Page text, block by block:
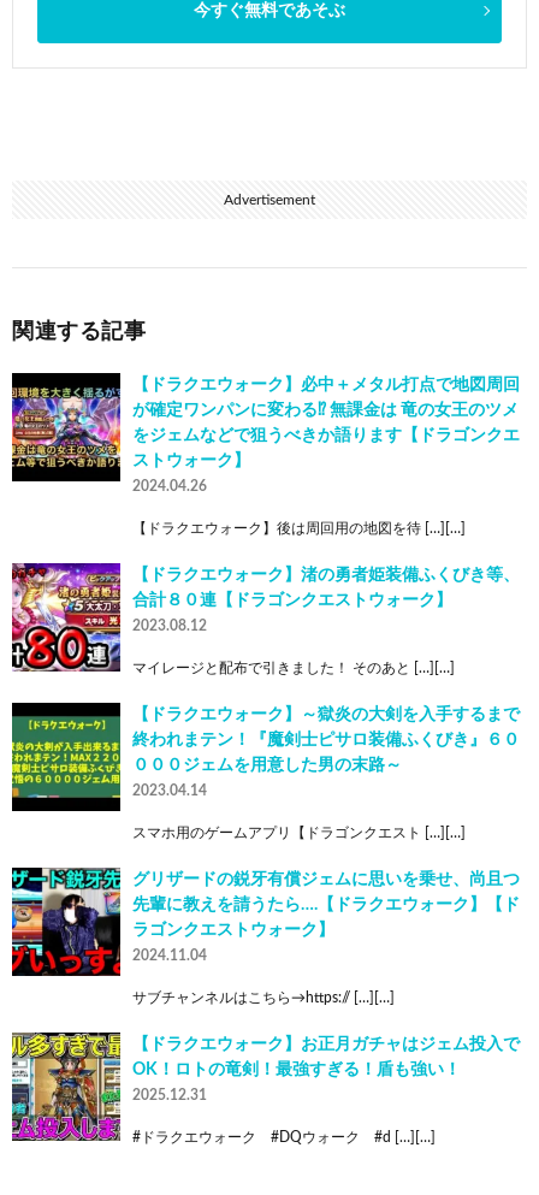
今すぐ無料であそぶ
Advertisement
関連する記事
【ドラクエウォーク】必中＋メタル打点で地図周回
が確定ワンパンに変わる⁉︎ 無課金は 竜の女王のツメ
をジェムなどで狙うべきか語ります【ドラゴンクエ
ストウォーク】
2024.04.26
【ドラクエウォーク】後は周回用の地図を待 […][…]
【ドラクエウォーク】渚の勇者姫装備ふくびき等、
合計８０連【ドラゴンクエストウォーク】
2023.08.12
マイレージと配布で引きました！ そのあと […][…]
【ドラクエウォーク】～獄炎の大剣を入手するまで
終われまテン！『魔剣士ピサロ装備ふくびき』６０
０００ジェムを用意した男の末路～
2023.04.14
スマホ用のゲームアプリ【ドラゴンクエスト […][…]
グリザードの鋭牙有償ジェムに思いを乗せ、尚且つ
先輩に教えを請うたら….【ドラクエウォーク】【ド
ラゴンクエストウォーク】
2024.11.04
サブチャンネルはこちら→https:// […][…]
【ドラクエウォーク】お正月ガチャはジェム投入で
OK！ロトの竜剣！最強すぎる！盾も強い！
2025.12.31
#ドラクエウォーク #DQウォーク #d […][…]